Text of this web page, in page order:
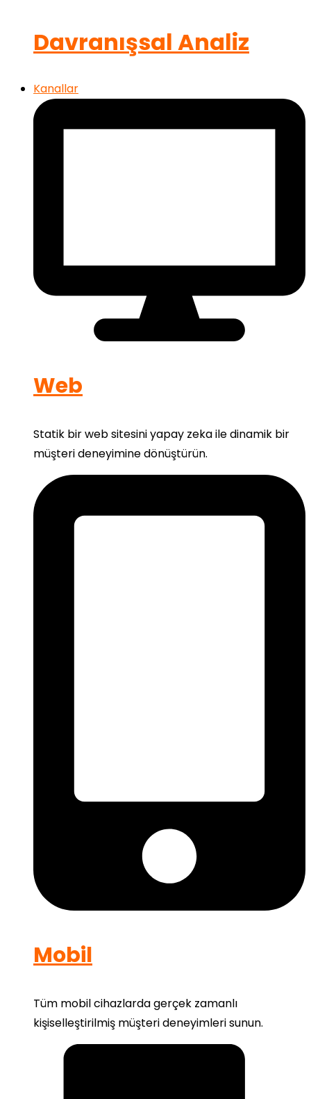
Davranışsal Analiz
Kanallar
Web
Statik bir web sitesini yapay zeka ile dinamik bir
müşteri deneyimine dönüştürün.
Mobil
Tüm mobil cihazlarda gerçek zamanlı
kişiselleştirilmiş müşteri deneyimleri sunun.